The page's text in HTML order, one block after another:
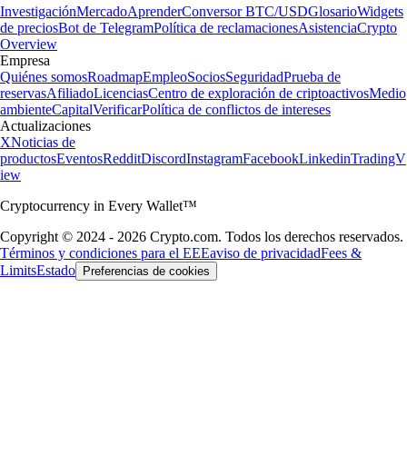
InvestigaciónMercadoAprenderConversor BTC/USDGlosarioWidgets
de preciosBot de TelegramPolítica de reclamacionesAsistenciaCrypto
Overview
Empresa
Quiénes somosRoadmapEmpleoSociosSeguridadPrueba de
reservasAfiliadoLicenciasCentro de exploración de criptoactivosMedio
ambienteCapitalVerificarPolítica de conflictos de intereses
Actualizaciones
XNoticias de
productosEventosRedditDiscordInstagramFacebookLinkedinTradingV
iew
Cryptocurrency in Every Wallet™
Copyright © 2024 - 2026 Crypto.com. Todos los derechos reservados.
Términos y condiciones para el EEEaviso de privacidadFees &
LimitsEstado Preferencias de cookies